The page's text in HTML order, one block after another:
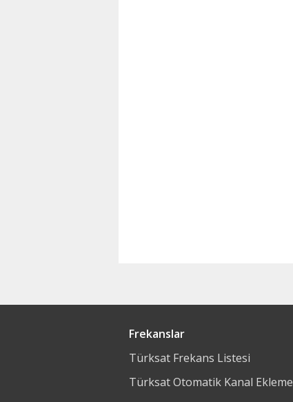
Frekanslar
Türksat Frekans Listesi
Türksat Otomatik Kanal Ekleme